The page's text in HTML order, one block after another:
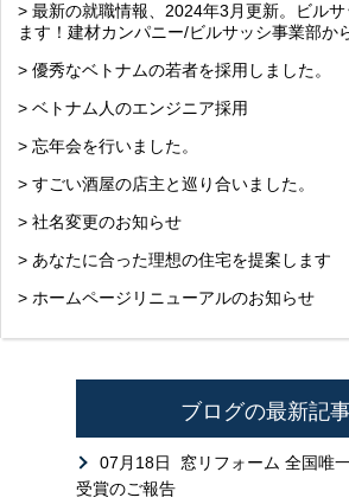
> 最新の就職情報、2024年3月更新。ビル
ます！建材カンパニー/ビルサッシ事業部か
> 優秀なベトナムの若者を採用しました。
> ベトナム人のエンジニア採用
> 忘年会を行いました。
> すごい酒屋の店主と巡り合いました。
> 社名変更のお知らせ
> あなたに合った理想の住宅を提案します
> ホームページリニューアルのお知らせ
ブログの最新記
07月18日
窓リフォーム 全国唯
受賞のご報告